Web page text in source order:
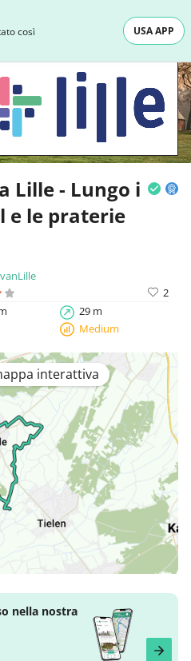
così
USA APP
Lille - Lungo i
e le praterie
2
29 m
Medium
interattiva
nella nostra